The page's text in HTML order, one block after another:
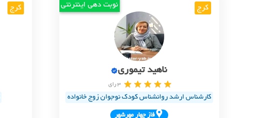
کرج نوبت دهی اینترنتی
ناهید تیموری
3 رای
کارشناس ارشد روانشناس کودک نوجوان زوج خانواده
فاز چهار مهرشهر
کرج